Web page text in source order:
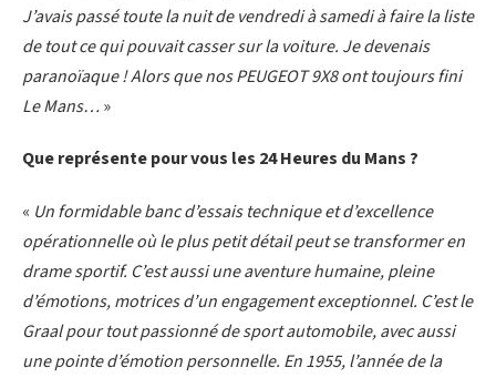
J’avais passé toute la nuit de vendredi à samedi à faire la liste
de tout ce qui pouvait casser sur la voiture. Je devenais
paranoïaque ! Alors que nos PEUGEOT 9X8 ont toujours fini
Le Mans…»
Que représente pour vous les 24 Heures du Mans ?
« Un formidable banc d’essais technique et d’excellence
opérationnelle où le plus petit détail peut se transformer en
drame sportif. C’est aussi une aventure humaine, pleine
d’émotions, motrices d’un engagement exceptionnel. C’est le
Graal pour tout passionné de sport automobile, avec aussi
une pointe d’émotion personnelle. En 1955, l’année de la